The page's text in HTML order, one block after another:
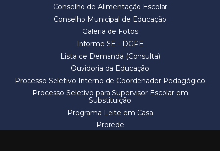
Conselho de Alimentação Escolar
Conselho Municipal de Educação
Galeria de Fotos
Informe SE - DGPE
Lista de Demanda (Consulta)
Ouvidoria da Educação
Processo Seletivo Interno de Coordenador Pedagógico
Processo Seletivo para Supervisor Escolar em
Substituição
Programa Leite em Casa
Prorede